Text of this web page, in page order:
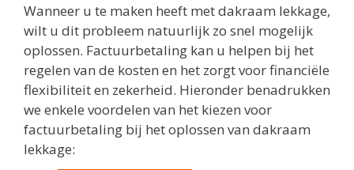
Wanneer u te maken heeft met dakraam lekkage,
wilt u dit probleem natuurlijk zo snel mogelijk
oplossen. Factuurbetaling kan u helpen bij het
regelen van de kosten en het zorgt voor financiële
flexibiliteit en zekerheid. Hieronder benadrukken
we enkele voordelen van het kiezen voor
factuurbetaling bij het oplossen van dakraam
lekkage: